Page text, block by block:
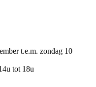
t.e.m. zondag 10
tot 18u